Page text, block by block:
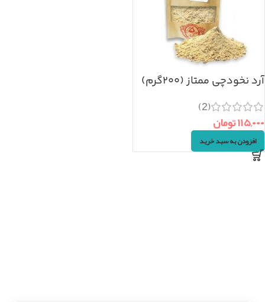
آرد نخودچی ممتاز (۲۰۰گرم)
(2)
۱۱۵,۰۰۰تومان
افزودن به سبد خرید